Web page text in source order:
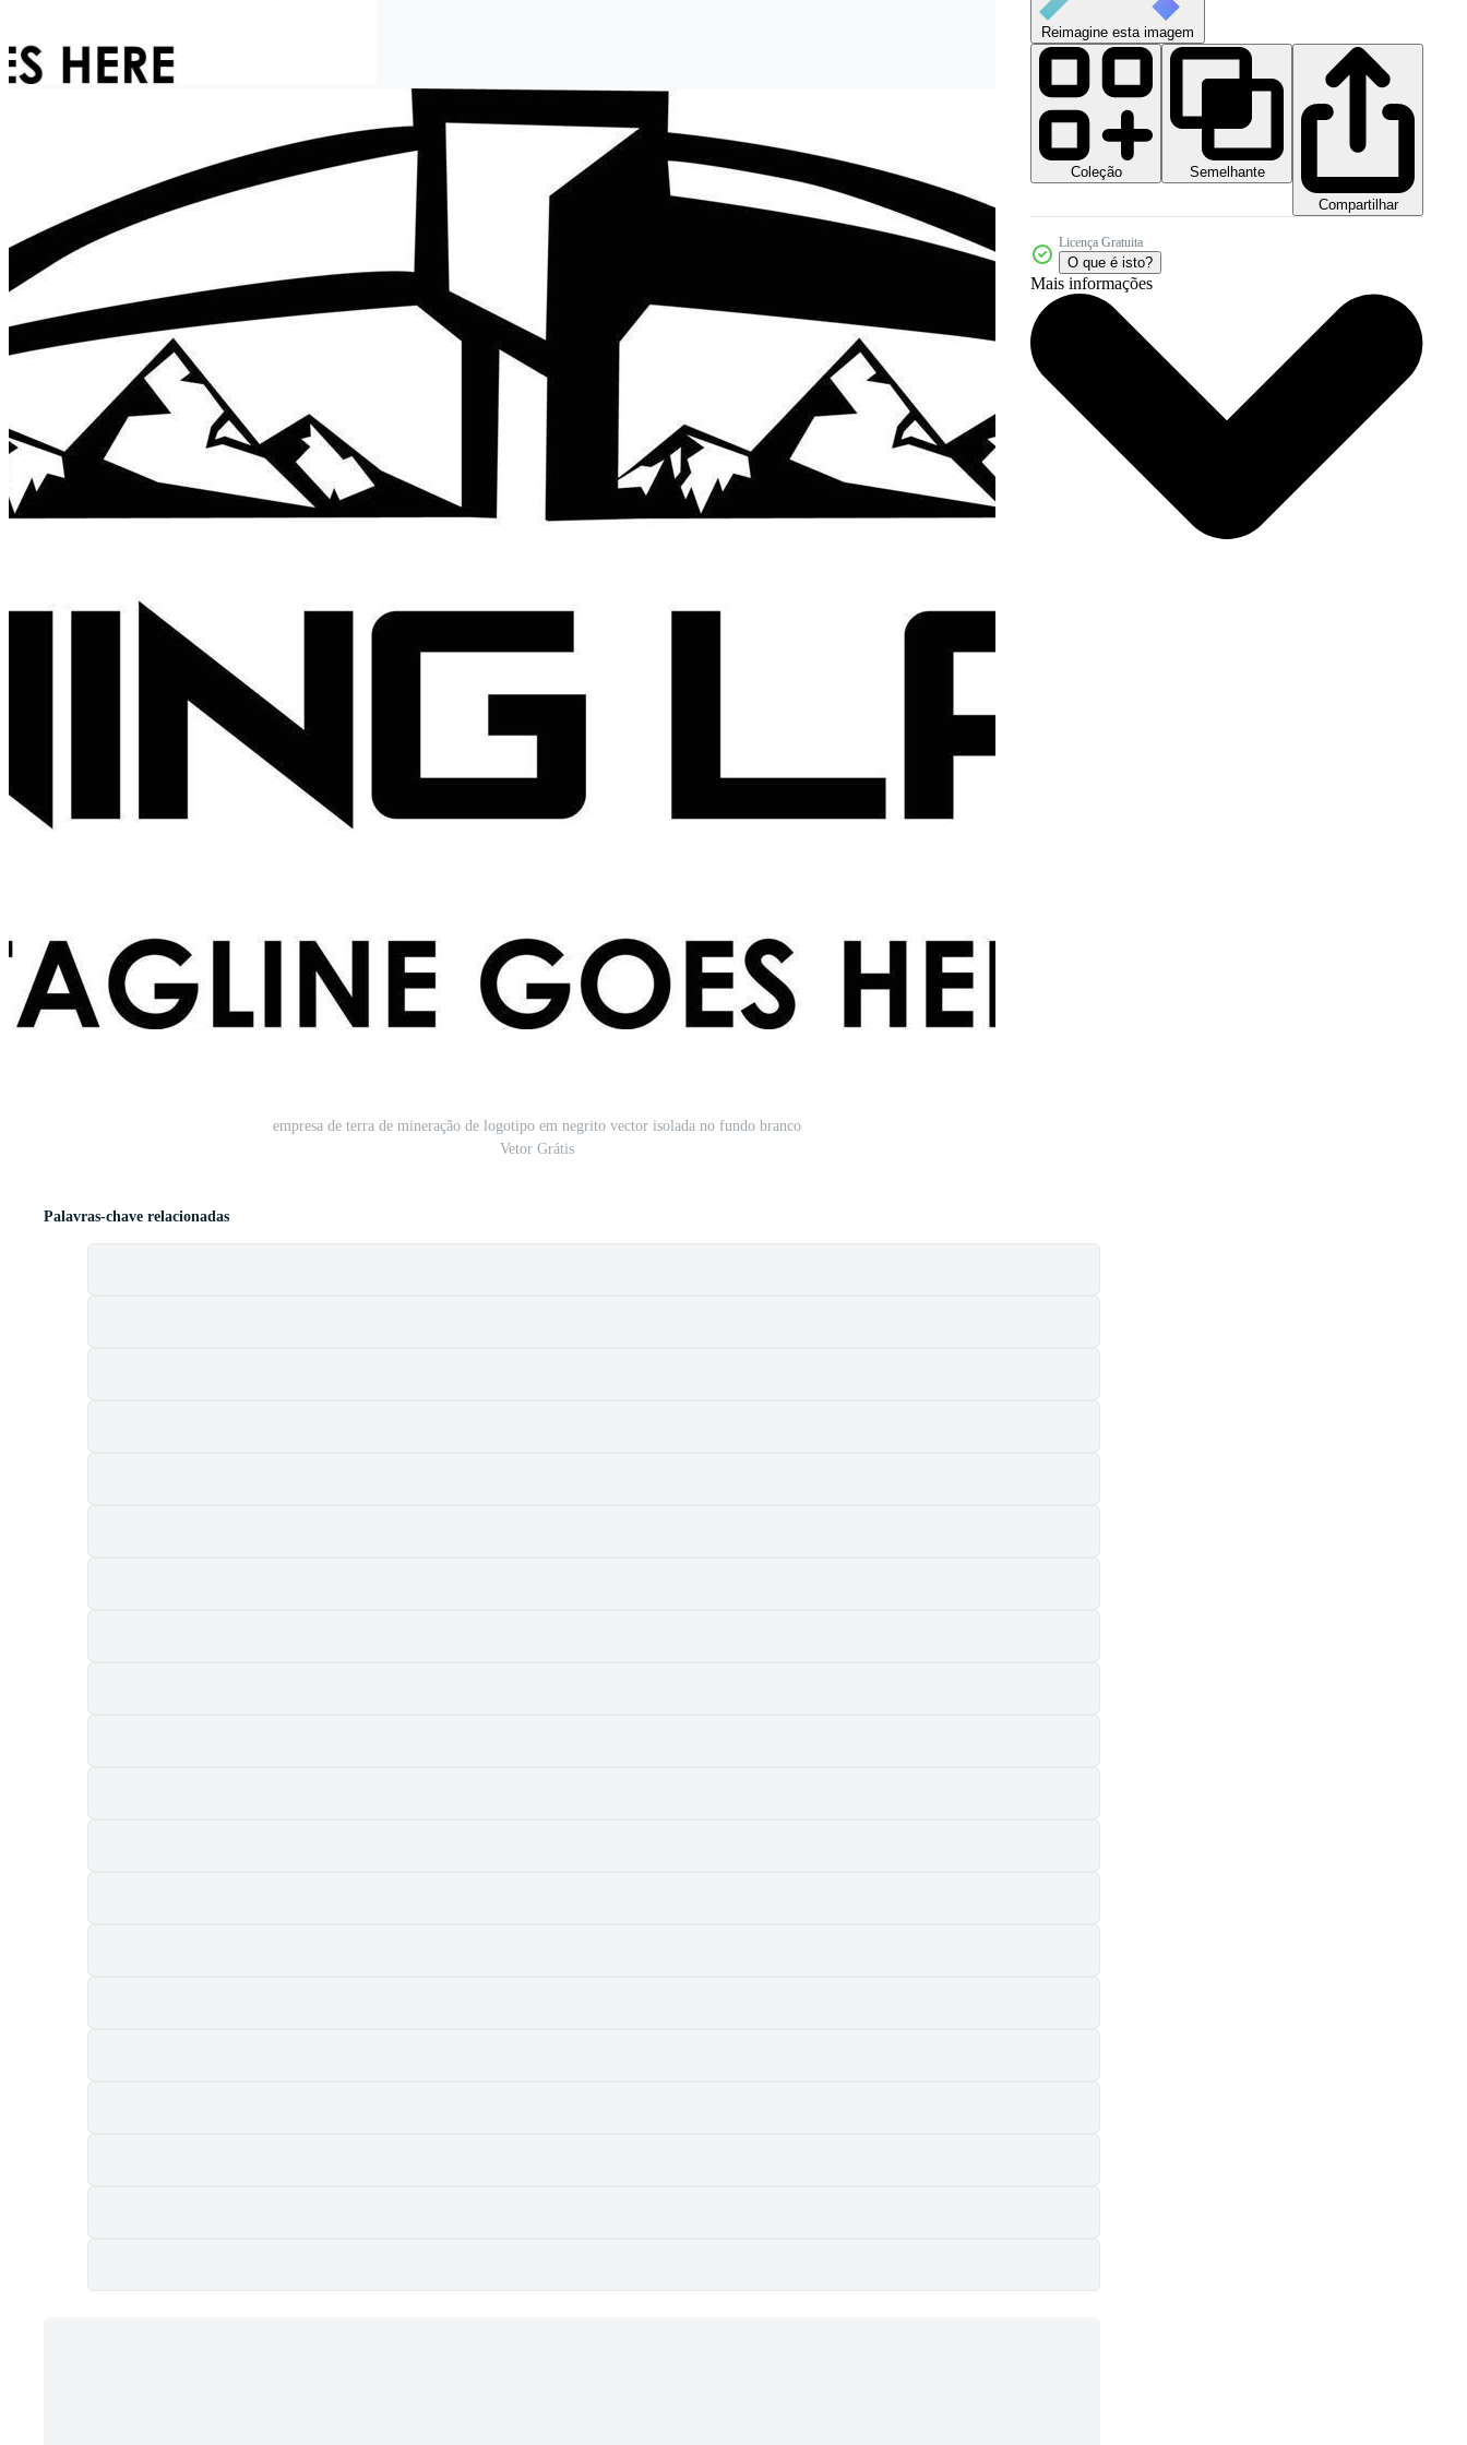
empresa de terra de mineração de logotipo em negrito vector isolada no fundo branco
Vetor Grátis
Reimagine esta imagem
Coleção
Semelhante
Compartilhar
Licença Gratuita
O que é isto?
Mais informações
Palavras-chave relacionadas